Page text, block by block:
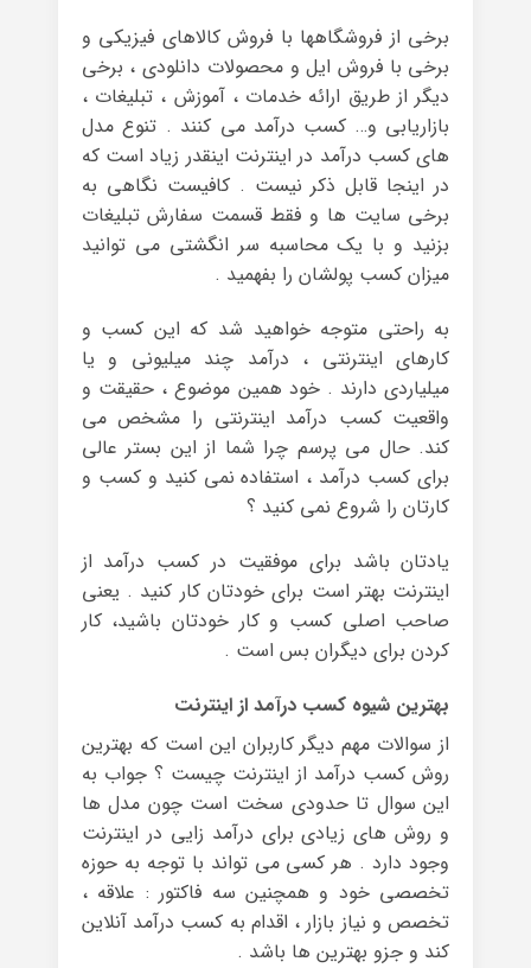
برخی از فروشگاهها با فروش کالاهای فیزیکی و
برخی با فروش ایل و محصولات دانلودی ، برخی
دیگر از طریق ارائه خدمات ، آموزش ، تبلیغات ،
بازاریابی و… کسب درآمد می کنند . تنوع مدل
های کسب درآمد در اینترنت اینقدر زیاد است که
در اینجا قابل ذکر نیست . کافیست نگاهی به
برخی سایت ها و فقط قسمت سفارش تبلیغات
بزنید و با یک محاسبه سر انگشتی می توانید
میزان کسب پولشان را بفهمید .
به راحتی متوجه خواهید شد که این کسب و
کارهای اینترنتی ، درآمد چند میلیونی و یا
میلیاردی دارند . خود همین موضوع ، حقیقت و
واقعیت کسب درآمد اینترنتی را مشخص می
کند. حال می پرسم چرا شما از این بستر عالی
برای کسب درآمد ، استفاده نمی کنید و کسب و
کارتان را شروع نمی کنید ؟
یادتان باشد برای موفقیت در کسب درآمد از
اینترنت بهتر است برای خودتان کار کنید . یعنی
صاحب اصلی کسب و کار خودتان باشید، کار
کردن برای دیگران بس است .
بهترین شیوه کسب درآمد از اینترنت
از سوالات مهم دیگر کاربران این است که بهترین
روش کسب درآمد از اینترنت چیست ؟ جواب به
این سوال تا حدودی سخت است چون مدل ها
و روش های زیادی برای درآمد زایی در اینترنت
وجود دارد . هر کسی می تواند با توجه به حوزه
تخصصی خود و همچنین سه فاکتور : علاقه ،
تخصص و نیاز بازار ، اقدام به کسب درآمد آنلاین
کند و جزو بهترین ها باشد .